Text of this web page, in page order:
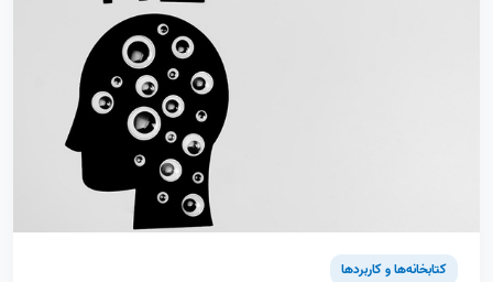
کتابخانه‌ها و کاربردها